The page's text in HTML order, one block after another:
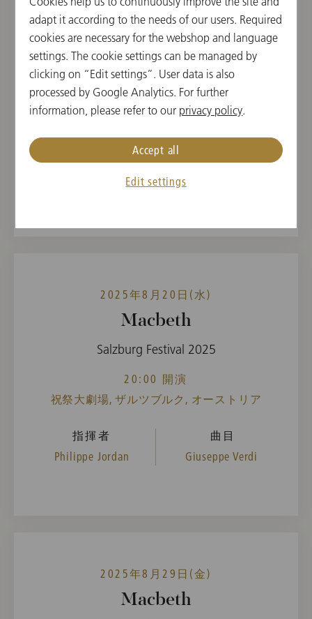
2025年8月17日(日)
Macbeth
Salzburg Festival 2025
19:00 開演
祝祭大劇場, ザルツブルク, オーストリア
Philippe Jordan
Giuseppe Verdi
2025年8月20日(水)
Macbeth
Salzburg Festival 2025
20:00 開演
祝祭大劇場, ザルツブルク, オーストリア
指揮者
Philippe Jordan
曲目
Giuseppe Verdi
2025年8月29日(金)
Macbeth
adapt it according to the needs of our users. Required
cookies are necessary for the webshop and language
settings. The cookie settings can be managed by
clicking on “Edit settings”. User data is also
processed by Google Analytics. For further
information, please refer to our privacy policy.
Edit settings
Accept all